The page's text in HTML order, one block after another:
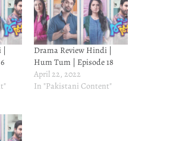
|
Drama Review Hindi |
Hum Tum | Episode 18
April 22, 2022
In "Pakistani Content"